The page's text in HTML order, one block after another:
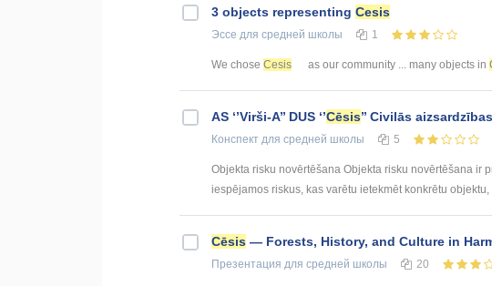
3 objects representing Cesis
Эссе для средней школы 1
We chose Cesis as our community ... many objects in
AS ‘’Virši-A’’ DUS ‘’Cēsis’’ Civilās
Конспект для средней школы 5
Objekta risku novērtēšana Objekta risku novērtēšana ir
iespējamos riskus, kas varētu ietekmēt konkrētu objektu,
Cēsis — Forests, History, and Culture in
Презентация для средней школы 20